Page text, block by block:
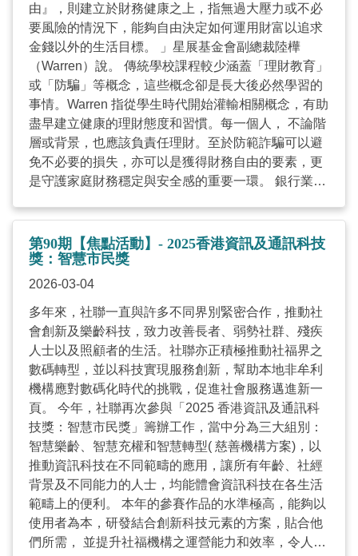
的財務決策。例如，在伊斯蘭教的宗教法律（沙里
亞）下，一般禁止涉及利息的金融安排，包括銀行存
款利息。家庭主要透過工作解決生活問題，難以建立
長遠的理財規劃。當作為家庭經濟支柱的成員失去工
作能力，其他家庭成員亦會變得束手無策。 從事長者
服務的社工梁琪欣指，部分領取綜援的長者認為自己
生活拮据，無暇進一步學習理財。他們對騙案手法陌
生，遇到騙案「找上門」時，才向機構求助。梁社工
表示不少長者除了朋友及電視媒體外，沒有其他途徑
接收理財知識，故此長者們極需要理財教育。 推行理
過報讀相關課程增進理財知識，渴望為低收入家庭、
失業人士、貧困長者等不同服務使用者提供協助。盧
社工認為，理財教育不單教導服務使用者怎樣看待金
錢，了解他們背後的價值觀亦同樣重要。經過溝通，
事項，計算支出分配，鼓勵主動理財。心理輔導與財
務諮詢雙軌進行，有助他們建立長遠財務抗逆力與規
劃能力。遇到困難時，也有勇氣求助，甚或提點身邊
人。 以「理想．理財—青少年理財教育計劃」為例，
機構透過入校、社區活動、實習，令青少年明白自我
財富需求（financial readiness）， 學習理財概念、
經歷轉化、再作出財務實踐。 梁社工憶述以往舉辦的
理財活動，發現長者對安老按揭、遺產認證等資訊興
趣濃厚。未來亦會聯同銀行展開一系列家庭理財計
劃，令長者及其家人知道更多理財概念，藉此教導家
庭如何進行有效的理財溝通。 理想．理財 — 青少年
理財教育計劃 旨在為華裔及非華裔青少年提供理財教
育， 幫助他們建立良好的理財價值觀，增強財務韌
由』，則建立於財務健康之上，指無過大壓力或不必
要風險的情況下，能夠自由決定如何運用財富以追求
金錢以外的生活目標。 」星展基金會副總裁陸樺
（Warren）說。 傳統學校課程較少涵蓋「理財教育」
或「防騙」等概念，這些概念卻是長大後必然學習的
事情。Warren 指從學生時代開始灌輸相關概念，有助
盡早建立健康的理財態度和習慣。每一個人， 不論階
層或背景，也應該負責任理財。至於防範詐騙可以避
免不必要的損失，亦可以是獲得財務自由的要素，更
是守護家庭財務穩定與安全感的重要一環。 銀行業界
建立健康的家庭財務韌性 現時，銀行業界聯同金管局
推出一連串反詐騙措施，包括不斷強化數碼銀行服務
系統，利用人面識別技術、數據及保安編碼，協助職
員與客戶識別可疑訊息來源或交易。 近年來，星展基
特別是弱勢或資源較為匱乏的社群，傳授辨識詐騙風
險的知識與技巧， 從而提升他們的財務安全意識。 推
動理財教育，旨在加強市民的理財能力與風險管理素
養。當大眾對金錢運用有更深的理解與掌握，將能更
有效地管理個人與家庭財務，進而改善生活質素。 針
對基層家庭理財教育，星展基金會與香港社會服務聯
會（社聯）攜手推出「講心又講金 ─ 家庭理財教育計
劃」。期望提升基層家庭的財務規劃能力及防騙意
識，並以「家庭為本」的理財模式，增強家庭成員間
的溝通，扭轉坊間一般認為「講錢傷感情」的狀況，
讓理財成為拉近家庭關係的橋樑，以及日常討論的一
部分 。 Warren 認為，理財教育不應局限於單一對
象，而應擴展至整個家庭。「無論是父母、子女， 甚
第90期【焦點活動】- 2025香港資訊及通訊科技
獎：智慧市民獎
2026-03-04
多年來，社聯一直與許多不同界別緊密合作，推動社
會創新及樂齡科技，致力改善長者、弱勢社群、殘疾
人士以及照顧者的生活。社聯亦正積極推動社福界之
數碼轉型，並以科技實現服務創新，幫助本地非牟利
機構應對數碼化時代的挑戰，促進社會服務邁進新一
頁。 今年，社聯再次參與「2025 香港資訊及通訊科
技獎：智慧市民獎」籌辦工作，當中分為三大組別：
智慧樂齡、智慧充權和智慧轉型( 慈善機構方案)，以
推動資訊科技在不同範疇的應用，讓所有年齡、社經
背景及不同能力的人士，均能體會資訊科技在各生活
範疇上的便利。 本年的參賽作品的水準極高，能夠以
使用者為本，研發結合創新科技元素的方案，貼合他
們所需， 並提升社福機構之運營能力和效率，令人鼓